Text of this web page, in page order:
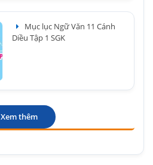
Mục lục Ngữ Văn 11 Cánh
Diều Tập 1 SGK
Xem thêm